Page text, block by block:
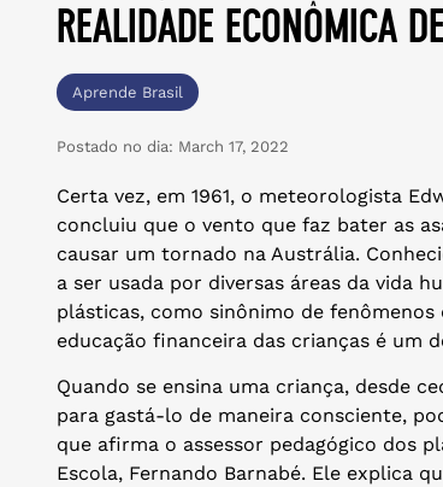
realidade econômica
Aprende Brasil
Postado no dia: March 17, 2022
Certa vez, em 1961, o meteorologista
concluiu que o vento que faz bater as
causar um tornado na Austrália.
a ser usada por diversas áreas da vida
plásticas, como sinônimo de
educação financeira das crianças é um
Quando se ensina uma criança, desde
para gastá-lo de maneira consciente,
que afirma o assessor pedagógico dos
Escola, Fernando Barnabé. Ele explica